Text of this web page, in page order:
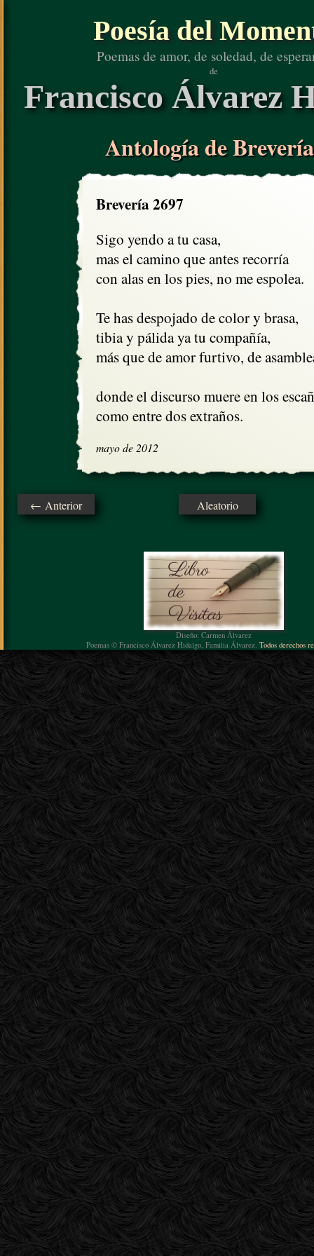
Poesía del
Poemas de amor, de soledad, de
de
Francisco Álvarez
Antología de
Brevería 2697
Sigo yendo a tu casa,
mas el camino que antes recorría
con alas en los pies, no me espolea.
Te has despojado de color y brasa,
tibia y pálida ya tu compañía,
más que de amor furtivo, de
donde el discurso muere en los
como entre dos extraños.
mayo de 2012
← Anterior Aleatorio
Diseño: Carmen Álvarez
Poemas © Francisco Álvarez Hidalgo, Familia Álvarez. Todos derechos